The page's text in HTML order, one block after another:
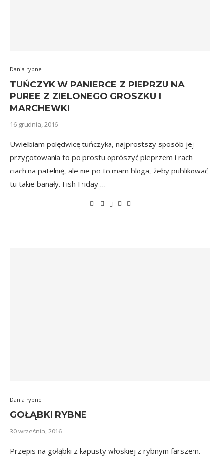
Dania rybne
TUŃCZYK W PANIERCE Z PIEPRZU NA
PUREE Z ZIELONEGO GROSZKU I
MARCHEWKI
16 grudnia, 2016
Uwielbiam polędwicę tuńczyka, najprostszy sposób jej
przygotowania to po prostu oprószyć pieprzem i rach
ciach na patelnię, ale nie po to mam bloga, żeby publikować
tu takie banały. Fish Friday …
Dania rybne
GOŁĄBKI RYBNE
30 września, 2016
Przepis na gołąbki z kapusty włoskiej z rybnym farszem.